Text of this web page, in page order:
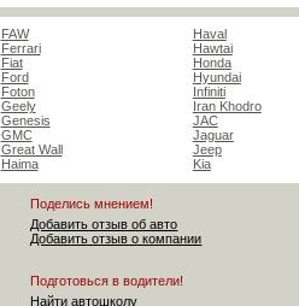
FAW
Ferrari
Fiat
Ford
Foton
Geely
Genesis
GMC
Great Wall
Haima
Haval
Hawtai
Honda
Hyundai
Infiniti
Iran Khodro
JAC
Jaguar
Jeep
Kia
Поделись мнением!
Добавить отзыв об авто
Добавить отзыв о компании
Подготовься в водители!
Найти автошколу